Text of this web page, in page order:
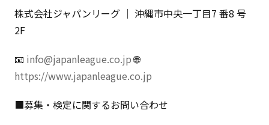
株式会社ジャパンリーグ ｜ 沖縄市中央一丁目7 番8 号
2F
📧 info@japanleague.co.jp🌐
https://www.japanleague.co.jp
■募集・検定に関するお問い合わせ